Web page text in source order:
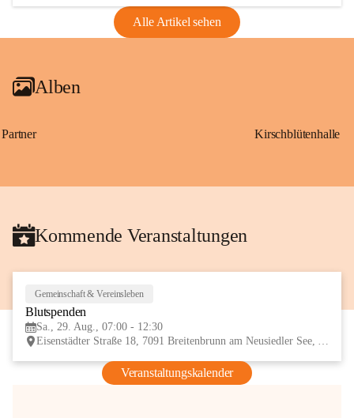
Alle Artikel sehen
Alben
Partner Kirschblütenhalle
Kommende Veranstaltungen
Gemeinschaft & Vereinsleben
Blutspenden
Sa., 29. Aug., 07:00 - 12:30
Eisenstädter Straße 18, 7091 Breitenbrunn am Neusiedler See, AUT
Veranstaltungskalender